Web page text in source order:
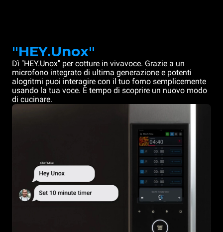
"HEY.Unox"
Dì "HEY.Unox" per cotture in vivavoce. Grazie a un
microfono integrato di ultima generazione e potenti
alogritmi puoi interagire con il tuo forno semplicemente
usando la tua voce. È tempo di scoprire un nuovo modo
di cucinare.